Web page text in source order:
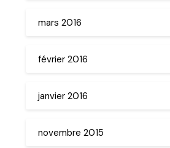
mars 2016
février 2016
janvier 2016
novembre 2015